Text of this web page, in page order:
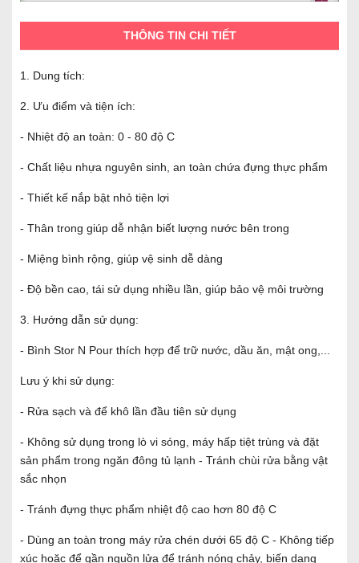
THÔNG TIN CHI TIẾT
1. Dung tích:
2. Ưu điểm và tiện ích:
- Nhiệt độ an toàn: 0 - 80 độ C
- Chất liệu nhựa nguyên sinh, an toàn chứa đựng thực phẩm
- Thiết kế nắp bật nhỏ tiện lợi
- Thân trong giúp dễ nhận biết lượng nước bên trong
- Miệng bình rộng, giúp vệ sinh dễ dàng
- Độ bền cao, tái sử dụng nhiều lần, giúp bảo vệ môi trường
3. Hướng dẫn sử dụng:
- Bình Stor N Pour thích hợp để trữ nước, dầu ăn, mật ong,...
Lưu ý khi sử dụng:
- Rửa sạch và để khô lần đầu tiên sử dụng
- Không sử dụng trong lò vi sóng, máy hấp tiệt trùng và đặt
sản phẩm trong ngăn đông tủ lạnh - Tránh chùi rửa bằng vật
sắc nhọn
- Tránh đựng thực phẩm nhiệt độ cao hơn 80 độ C
- Dùng an toàn trong máy rửa chén dưới 65 độ C - Không tiếp
xúc hoặc để gần nguồn lửa để tránh nóng chảy, biến dạng